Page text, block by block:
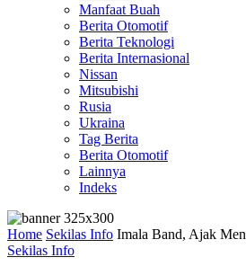
Manfaat Buah
Berita Otomotif
Berita Teknologi
Berita Internasional
Nissan
Mitsubishi
Rusia
Ukraina
Tag Berita
Berita Otomotif
Lainnya
Indeks
Home Sekilas Info Imala Band, Ajak
Sekilas Info